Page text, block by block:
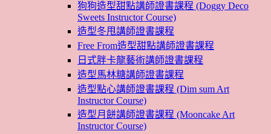
狗狗造型甜點講師證書課程 (Doggy Deco
Sweets Instructor Course)
造型冬甩講師證書課程
Free From造型甜點講師證書課程
日式胖卡龍藝術講師證書課程
造型馬林糖講師證書課程
造型點心講師證書課程 (Dim sum Art
Instructor Course)
造型月餅講師證書課程 (Mooncake Art
Instructor Course)